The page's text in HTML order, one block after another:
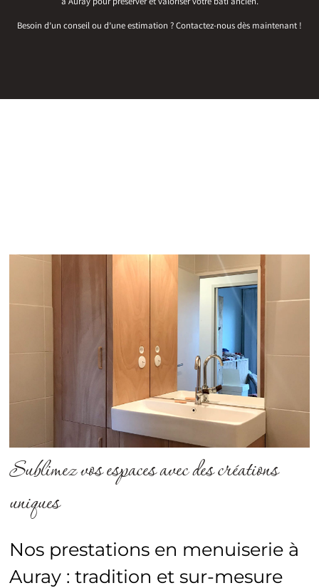
à Auray pour préserver et valoriser votre bâti ancien.
Besoin d’un conseil ou d’une estimation ? Contactez-nous dès maintenant !
Sublimez vos espaces avec des créations
uniques
Nos prestations en menuiserie à
Auray : tradition et sur-mesure